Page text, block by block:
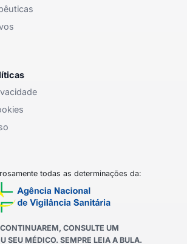
todas as determinações da:
CONSULTE UM
SEU MÉDICO. SEMPRE LEIA A BULA.